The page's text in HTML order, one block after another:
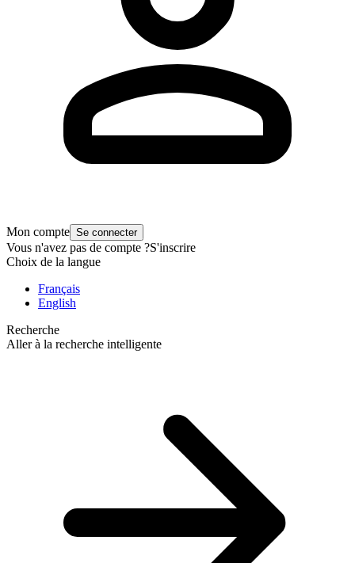
Mon compte Se connecter
Vous n'avez pas de compte ?S'inscrire
Choix de la langue
Français
English
Recherche
Aller à la recherche intelligente